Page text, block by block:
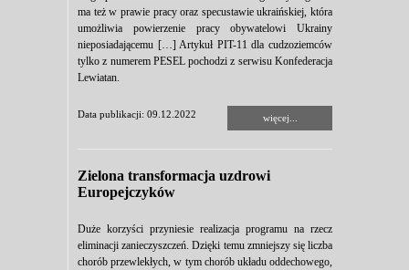
ma też w prawie pracy oraz specustawie ukraińskiej, która
umożliwia powierzenie pracy obywatelowi Ukrainy
nieposiadającemu […] Artykuł PIT-11 dla cudzoziemców
tylko z numerem PESEL pochodzi z serwisu Konfederacja
Lewiatan.
Data publikacji: 09.12.2022 więcej...
Zielona transformacja uzdrowi
Europejczyków
Duże korzyści przyniesie realizacja programu na rzecz
eliminacji zanieczyszczeń. Dzięki temu zmniejszy się liczba
chorób przewlekłych, w tym chorób układu oddechowego,